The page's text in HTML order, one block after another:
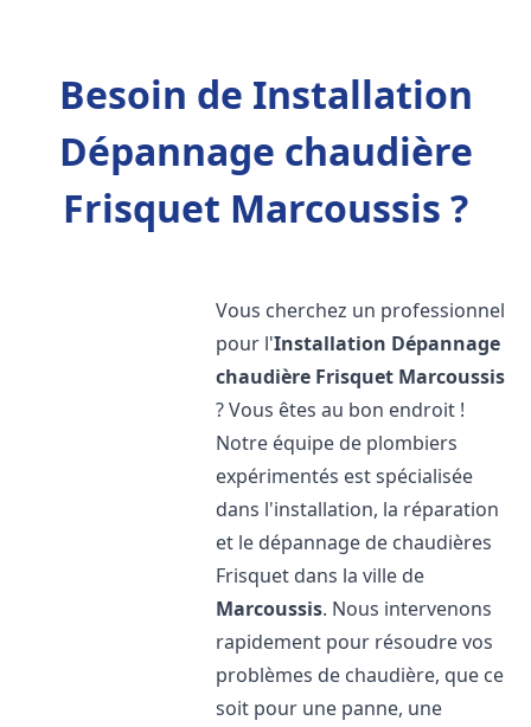
Besoin de Installation
Dépannage chaudière
Frisquet Marcoussis ?
Vous cherchez un professionnel
pour l'Installation Dépannage
chaudière Frisquet Marcoussis
? Vous êtes au bon endroit !
Notre équipe de plombiers
expérimentés est spécialisée
dans l'installation, la réparation
et le dépannage de chaudières
Frisquet dans la ville de
Marcoussis. Nous intervenons
rapidement pour résoudre vos
problèmes de chaudière, que ce
soit pour une panne, une